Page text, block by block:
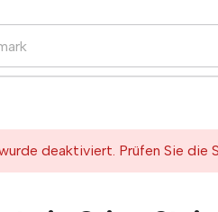
deaktiviert. Prüfen Sie die